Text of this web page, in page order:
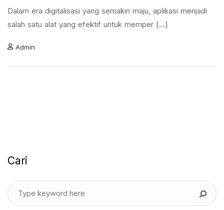
Dalam era digitalisasi yang semakin maju, aplikasi menjadi
salah satu alat yang efektif untuk memper [...]
Admin
Cari